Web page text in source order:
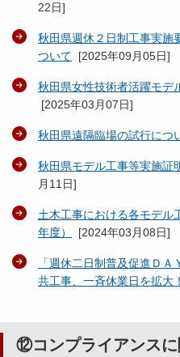
22日]
秋田県週休２日制工事実施
ついて [2025年09月05日]
秋田県女性技術者活躍モデ
[2025年03月07日]
秋田県遠隔臨場の試行につ
秋田県モデル工事等実施証
月11日]
土木工事における各モデル
年度）
[2024年03月08日]
「週休二日制普及促進Ｄ
共工事、一斉休業日を拡大
⑫コンプライアンスに